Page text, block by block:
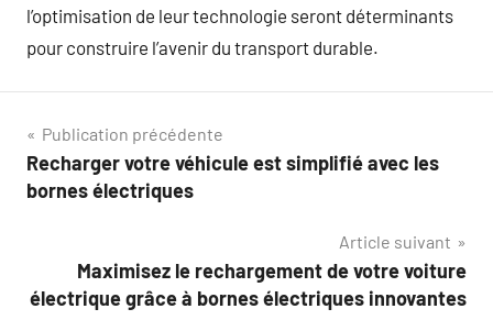
l’optimisation de leur technologie seront déterminants
pour construire l’avenir du transport durable.
Navigation
de
Publication précédente
Recharger votre véhicule est simplifié avec les
bornes électriques
Article suivant
Maximisez le rechargement de votre voiture
électrique grâce à bornes électriques innovantes